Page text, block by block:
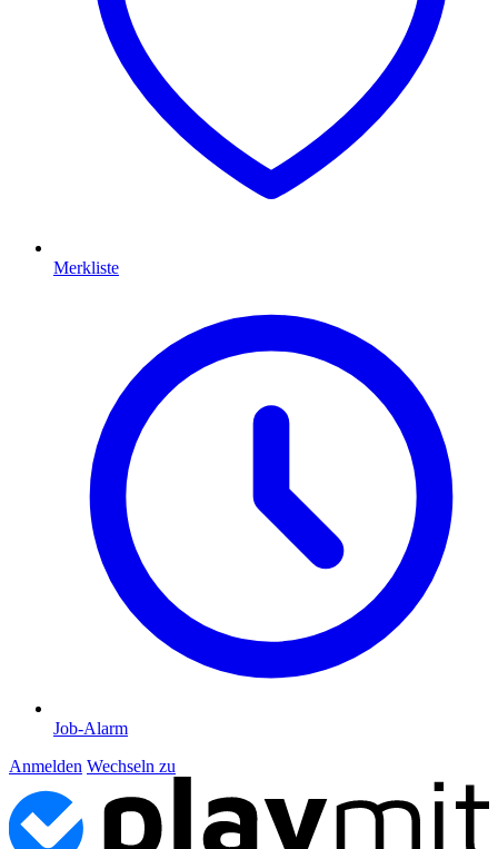
Merkliste
Job-Alarm
Anmelden Wechseln zu